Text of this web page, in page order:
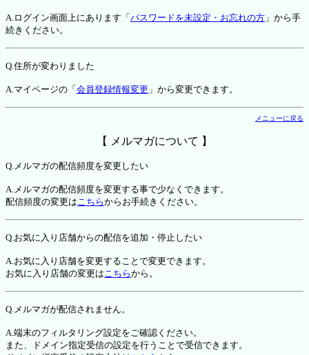
A.ログイン画面上にあります「 パスワードを未設定・お忘れの方 」から手
続きください。
Q.住所が変わりました
A.マイページの「 会員登録情報変更 」から変更できます。
メニューに戻る
【 メルマガについて 】
Q.メルマガの配信頻度を変更したい
A.メルマガの配信頻度を変更する事で少なくできます。
配信頻度の変更はこちらからお手続きください。
Q.お気に入り店舗からの配信を追加・停止したい
A.お気に入り店舗を変更することで変更できます。
お気に入り店舗の変更はこちらから。
Q.メルマガが配信されません。
A.端末のフィルタリング設定をご確認ください。
また、ドメイン指定受信の設定を行うことで受信できます。